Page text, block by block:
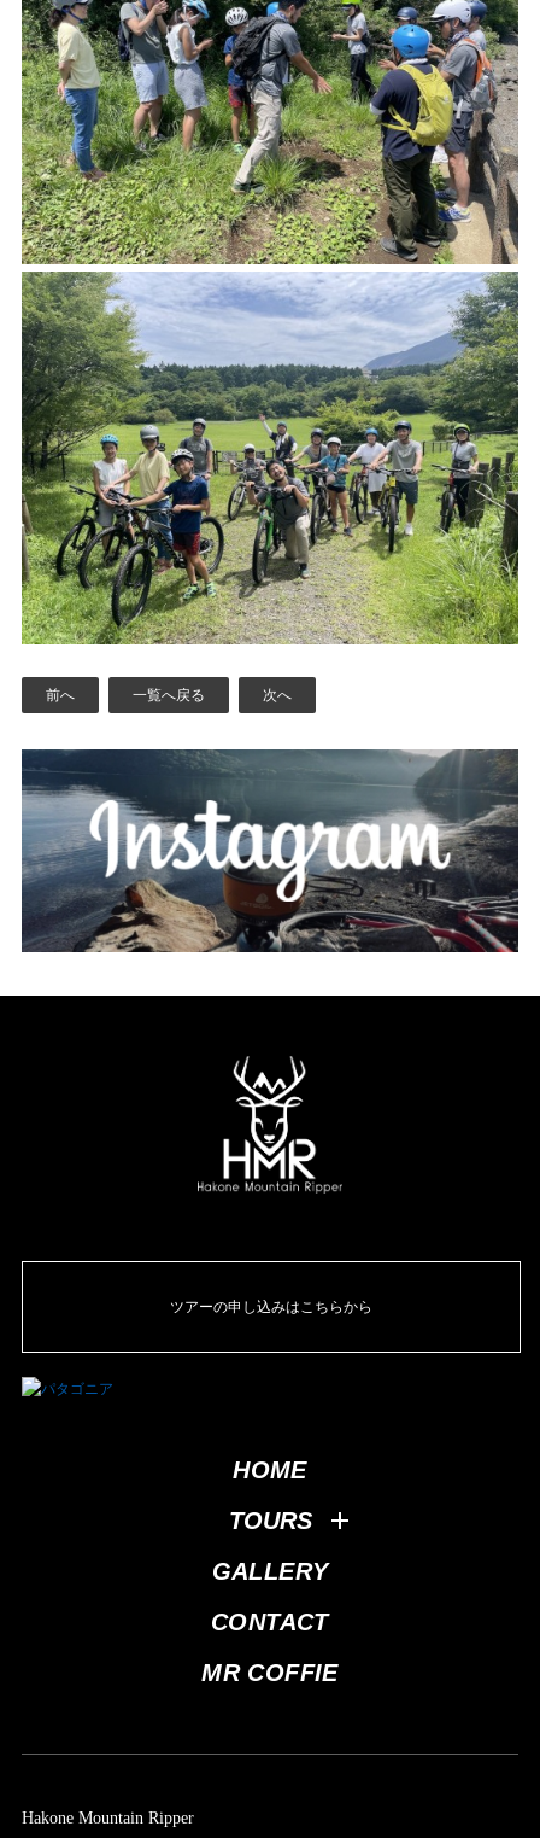
前へ 一覧へ戻る 次へ
ツアーの申し込みはこちらから
HOME
TOURS
GALLERY
CONTACT
MR COFFIE
Hakone Mountain Ripper